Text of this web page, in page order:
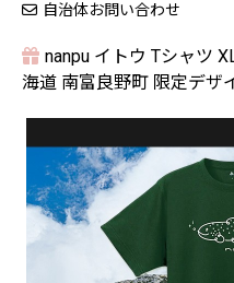
自治体お問い合わせ
nanpu イトウ Tシャツ
海道 南富良野町 限定デザ